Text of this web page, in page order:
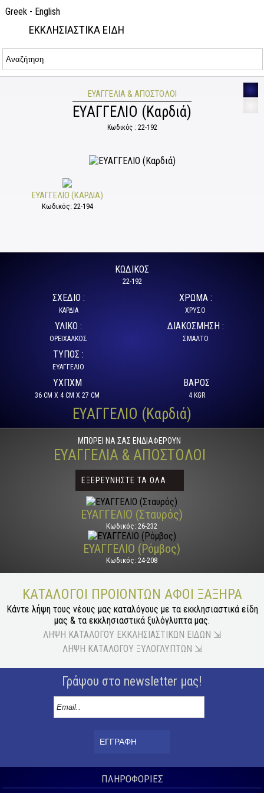
Greek- English
ΕΚΚΛΗΣΙΑΣΤΙΚΑ ΕΙΔΗ
ΕΥΑΓΓΈΛΙΑ & ΑΠΌΣΤΟΛΟΙ
ΕΥΑΓΓΕΛΙΟ (Καρδιά)
Κωδικός : 22-192
ΕΥΑΓΓΕΛΙΟ (ΚΑΡΔΙΆ)
Κωδικός: 22-194
ΚΩΔΙΚΌΣ
22-192
ΣΧΈΔΙΟ :
ΚΑΡΔΙΑ
ΧΡΏΜΑ :
ΧΡΥΣΟ
ΥΛΙΚΌ :
ΟΡΕΙΧΑΛΚΟΣ
ΔΙΑΚΌΣΜΗΣΗ :
ΣΜΑΛΤΟ
ΤΎΠΟΣ :
ΕΥΑΓΓΕΛΙΟ
ΥXΠXΜ
36 CM X 4 CM X 27 CM
ΒΆΡΟΣ
4 KGR
ΕΥΑΓΓΕΛΙΟ (Καρδιά)
ΜΠΟΡΕΊ ΝΑ ΣΑΣ ΕΝΔΙΑΦΈΡΟΥΝ
ΕΥΑΓΓΈΛΙΑ & ΑΠΌΣΤΟΛΟΙ
ΕΞΕΡΕΥΝΗΣΤΕ ΤΑ ΟΛΑ
ΕΥΑΓΓΕΛΙΟ (Σταυρός)
Κωδικός: 26-232
ΕΥΑΓΓΕΛΙΟ (Ρόμβος)
Κωδικός: 24-208
ΚΑΤΆΛΟΓΟΙ ΠΡΟΙΌΝΤΩΝ ΑΦΟΙ ΞΑΞΗΡΑ
Κάντε λήψη τους νέους μας καταλόγους με τα εκκλησιαστικά είδη
μας & τα εκκλησιαστικά ξυλόγλυπτα μας.
ΛΗΨΗ ΚΑΤΑΛΟΓΟΥ ΕΚΚΛΗΣΙΑΣΤΙΚΩΝ ΕΙΔΩΝ ⇲
ΛΗΨΗ ΚΑΤΑΛΟΓΟΥ ΞΥΛΟΓΛΥΠΤΩΝ ⇲
Γράψου στο newsletter μας!
ΕΓΓΡΑΦΗ
ΠΛΗΡΟΦΟΡΙΕΣ